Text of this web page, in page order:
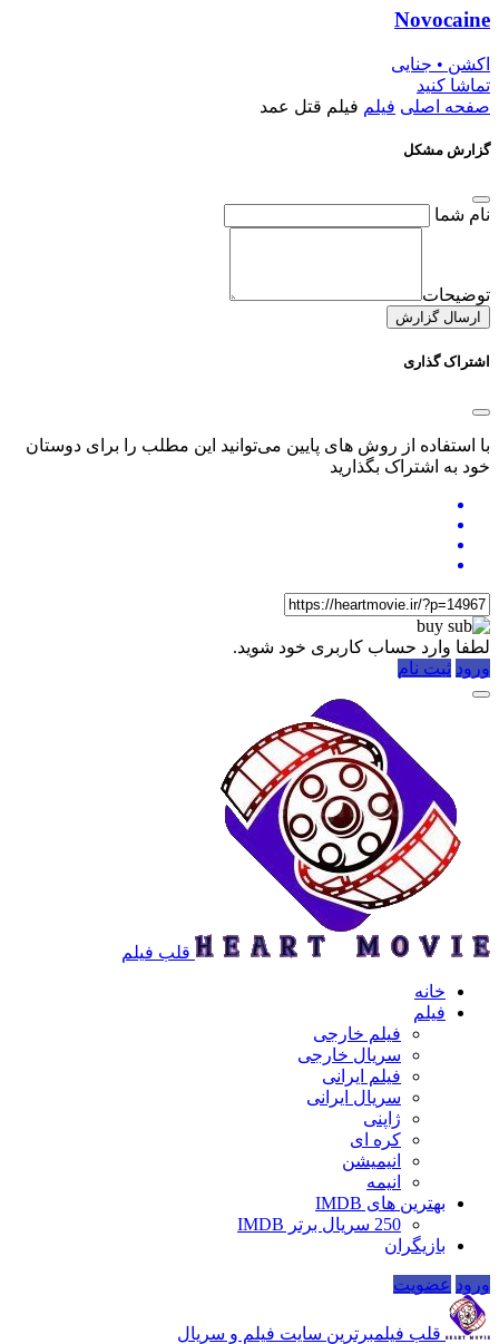
Novocaine
اکشن • جنایی
تماشا کنید
صفحه اصلی فیلم فیلم قتل عمد
گزارش مشکل
نام شما
توضیحات
ارسال گزارش
اشتراک گذاری
با استفاده از روش های پایین می‌توانید این مطلب را برای دوستان
خود به اشتراک بگذارید
لطفا وارد حساب کاربری خود شوید.
ورود ثبت نام
قلب فیلم
خانه
فیلم
فیلم خارجی
سریال خارجی
فیلم ایرانی
سریال ایرانی
ژاپنی
کره ای
انیمیشن
انیمه
بهترین های IMDB
250 سریال برتر IMDB
بازیگران
ورود عضویت
قلب فیلمبرترین سایت فیلم و سریال